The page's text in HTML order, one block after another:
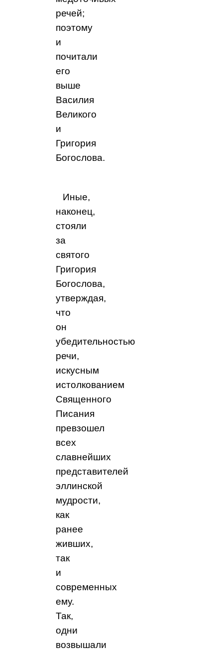
речей;
поэтому
и
почитали
его
выше
Василия
Великого
и
Григория
Богослова.
Иные,
наконец,
стояли
за
святого
Григория
Богослова,
утверждая,
что
он
убедительностью
речи,
искусным
истолкованием
Священного
Писания
превзошел
всех
славнейших
представителей
эллинской
мудрости,
как
ранее
живших,
так
и
современных
ему.
Так,
одни
возвышали